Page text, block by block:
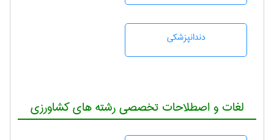
دندانپزشكی
لغات و اصطلاحات تخصصی رشته های کشاورزی